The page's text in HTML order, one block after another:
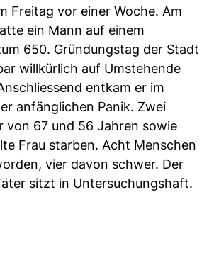
Freitag vor einer Woche. Am
ein Mann auf einem
650. Gründungstag der Stadt
willkürlich auf Umstehende
entkam er im
anfänglichen Panik. Zwei
von 67 und 56 Jahren sowie
Frau starben. Acht Menschen
vier davon schwer. Der
sitzt in Untersuchungshaft.